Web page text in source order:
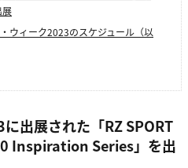
展
ウィーク2023のスケジュール（以
出展された「RZ SPORT
Inspiration Series」を出